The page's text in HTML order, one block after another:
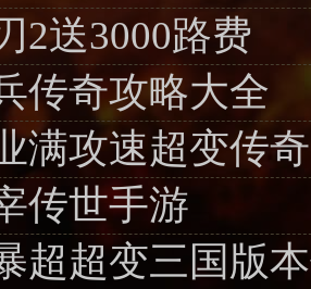
2送3000路费
传奇攻略大全
满攻速超变传奇
传世手游
超超变三国版